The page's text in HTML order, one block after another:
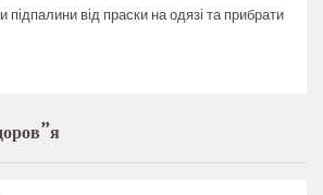
підпалини від праски на одязі та прибрати